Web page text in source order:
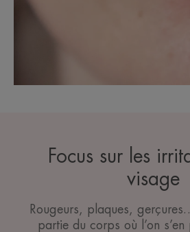
Focus sur les
visage
Rougeurs, plaques,
partie du corps où l’on s’en